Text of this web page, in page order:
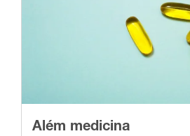
Além medicina